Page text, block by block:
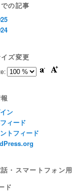
の記事
ズ変更
ン
ィード
トフィード
・スマートフォン用
ド